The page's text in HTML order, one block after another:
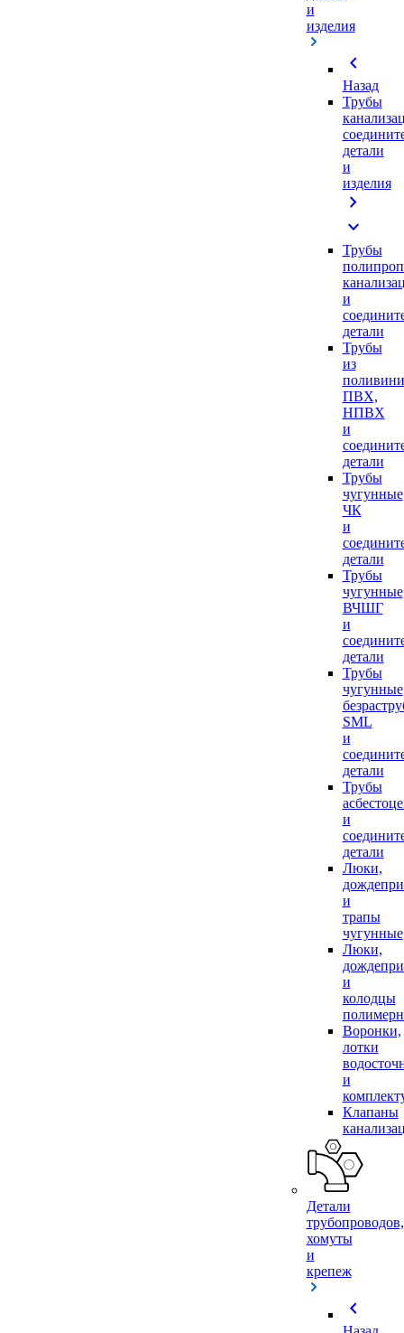
и
изделия
chevron_left
Назад
Трубы
детали
и
изделия
chevron_right
expand_more
Трубы
и
детали
Трубы
из
ПВХ,
НПВХ
и
детали
Трубы
чугунные
ЧК
и
детали
Трубы
чугунные
ВЧШГ
и
детали
Трубы
чугунные
SML
и
детали
Трубы
и
детали
Люки,
и
трапы
чугунные
Люки,
и
колодцы
Воронки,
лотки
и
Клапаны
Детали
трубопроводов,
хомуты
и
крепеж
chevron_left